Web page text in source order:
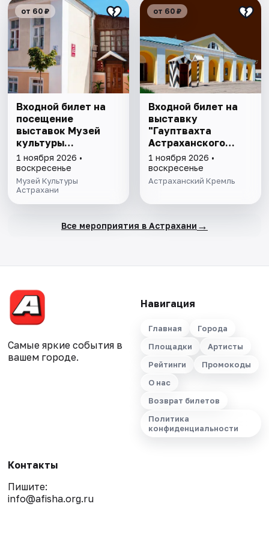
от 60 ₽
Входной билет на
посещение
выставок Музей
культуры
Астрахани
1 ноября 2026 •
воскресенье
Музей Культуры
Астрахани
от 60 ₽
Входной билет на
выставку
"Гауптвахта
Астраханского
гарнизона. XIX в."
1 ноября 2026 •
воскресенье
Астраханский Кремль
Все мероприятия в Астрахани →
Самые яркие события в
вашем городе.
Навигация
Главная
Города
Площадки
Артисты
Рейтинги
Промокоды
О нас
Возврат билетов
Политика
конфиденциальности
Контакты
Пишите:
info@afisha.org.ru